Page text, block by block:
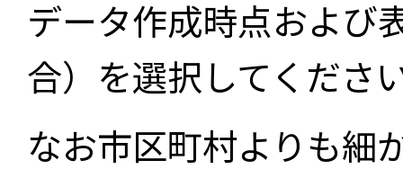
データ作成時点および
合）を選択してくださ
なお市区町村よりも細